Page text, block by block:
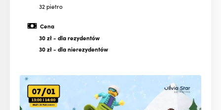
32 pietro
Cena
30 zł- dla rezydentów
30 zł- dla nierezydentów